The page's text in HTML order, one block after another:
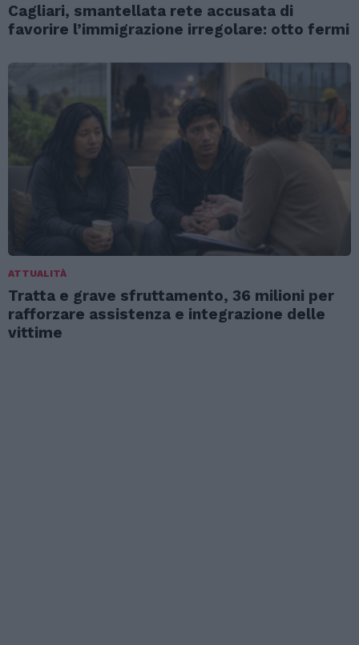
Cagliari, smantellata rete accusata di
favorire l’immigrazione irregolare: otto fermi
ATTUALITÀ
Tratta e grave sfruttamento, 36 milioni per
rafforzare assistenza e integrazione delle
vittime